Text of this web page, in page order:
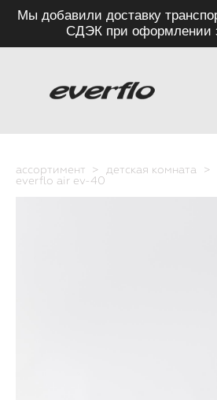
Мы добавили доставку
СДЭК при оформлении
ассортимент > детская комната >
everflo air ev-40